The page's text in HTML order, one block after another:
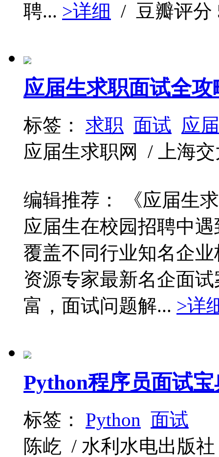
聘... >详细 / 豆瓣评分
应届生求职面试全攻
标签： 求职 面试 应
应届生求职网 / 上海
编辑推荐： 《应届生
应届生在校园招聘中
覆盖不同行业知名企
资源专家最新名企面
富，面试问题解... >详
Python程序员面试宝
标签： Python 面试
陈屹 / 水利水电出版